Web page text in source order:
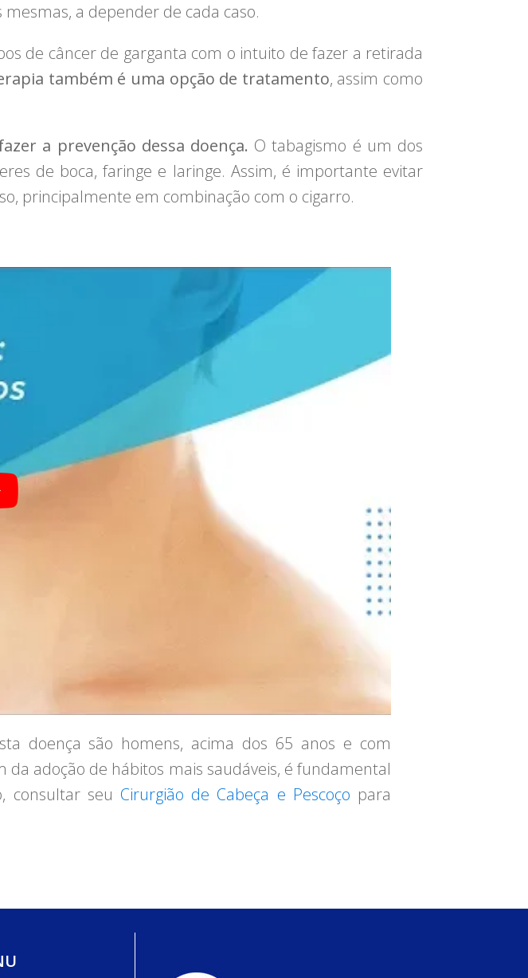
a depender de cada caso.
de câncer de garganta com o intuito de fazer a retirada
também é uma opção de tratamento, assim como
a prevenção dessa doença. O tabagismo é um dos
de boca, faringe e laringe. Assim, é importante evitar
principalmente em combinação com o cigarro.
doença são homens, acima dos 65 anos e com
adoção de hábitos mais saudáveis, é fundamental
consultar seu Cirurgião de Cabeça e Pescoço para